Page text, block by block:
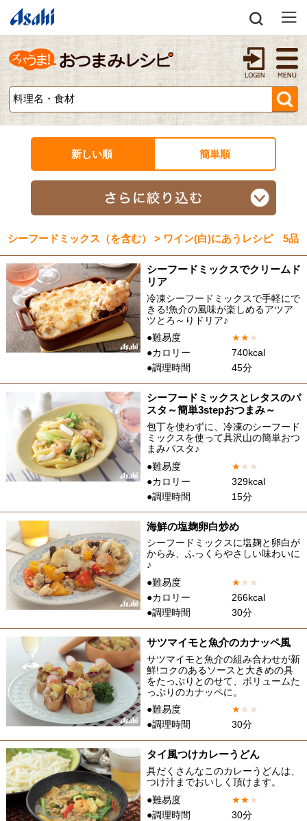
新しい順 簡単順
シーフードミックス（を含む） > ワイン(白)にあうレシピ 5品
シーフードミックスでクリームド
リア
冷凍シーフードミックスで手軽にで
きる!魚介の風味が楽しめるアツア
ツとろ～りドリア♪
●難易度
★★★
●カロリー
740kcal
●調理時間
45分
シーフードミックスとレタスのパ
スタ～簡単3stepおつまみ～
包丁を使わずに、冷凍のシーフード
ミックスを使って具沢山の簡単おつ
まみパスタ♪
●難易度
★★ ★
●カロリー
329kcal
●調理時間
15分
海鮮の塩麹卵白炒め
シーフードミックスに塩麹と卵白が
からみ、ふっくらやさしい味わいに
♪
●難易度
★★ ★
●カロリー
266kcal
●調理時間
30分
サツマイモと魚介のカナッペ風
サツマイモと魚介の組み合わせが新
鮮!コクのあるソースと大きめの具
をたっぷりとのせて、ボリュームた
っぷりのカナッペに。
●難易度
★★ ★
●調理時間
30分
タイ風つけカレーうどん
具だくさんなこのカレーうどんは、
つけ汁までおいしく頂けます。
●難易度
★★★
●調理時間
30分